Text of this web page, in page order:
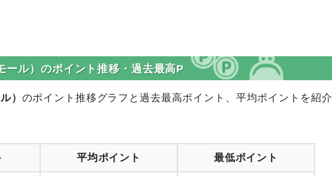
ル）のポイント推移・過去最高P
） のポイント推移グラフと過去最高ポイント、平均ポイントを紹介
平均ポイント 最低ポイント